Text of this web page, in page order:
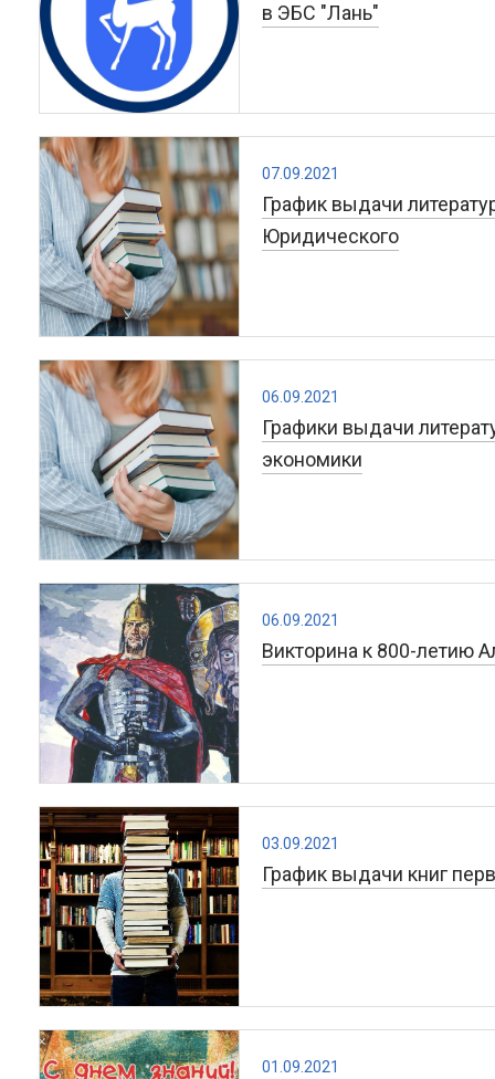
в ЭБС "Лань"
07.09.2021
График выдачи
Юридического
06.09.2021
Графики выдачи
экономики
06.09.2021
Викторина к 800-летию
03.09.2021
График выдачи книг
01.09.2021